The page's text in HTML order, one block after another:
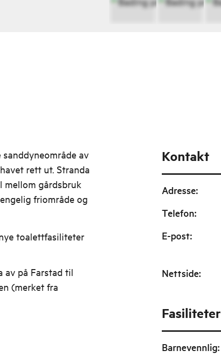
av
rett ut. Stranda
gårdsbruk
friområde og
toalettfasiliteter
av på Farstad til
(merket fra
Kontakt
Adresse:
Telefon:
E-post:
Nettside:
Fasiliteter
Barnevennlig: